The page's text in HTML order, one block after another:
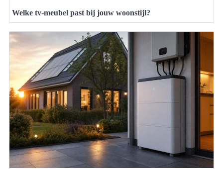
Welke tv-meubel past bij jouw woonstijl?